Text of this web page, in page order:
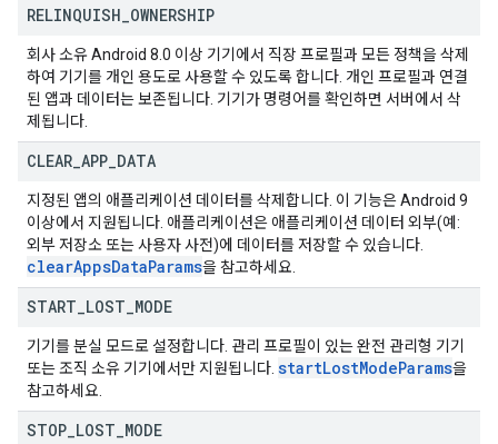
RELINQUISH OWNERSHIP
회사 소유 Android 8.0 이상 기기에서 직장 프로필과 모든 정책을 삭제
하여 기기를 개인 용도로 사용할 수 있도록 합니다. 개인 프로필과 연결
된 앱과 데이터는 보존됩니다. 기기가 명령어를 확인하면 서버에서 삭
제됩니다.
CLEAR APP DATA
지정된 앱의 애플리케이션 데이터를 삭제합니다. 이 기능은 Android 9
이상에서 지원됩니다. 애플리케이션은 애플리케이션 데이터 외부(예:
외부 저장소 또는 사용자 사전)에 데이터를 저장할 수 있습니다.
clearAppsDataParams을 참고하세요.
START LOST MODE
기기를 분실 모드로 설정합니다. 관리 프로필이 있는 완전 관리형 기기
또는 조직 소유 기기에서만 지원됩니다. startLostModeParams을
참고하세요.
STOP LOST MODE